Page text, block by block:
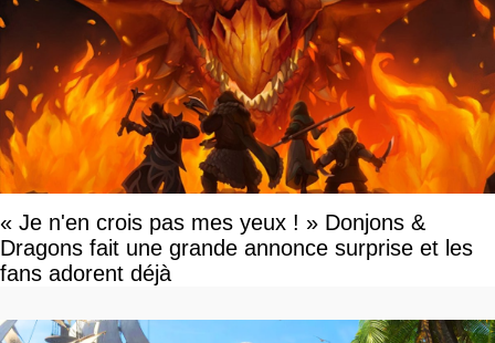
« Je n'en crois pas mes yeux ! » Donjons &
Dragons fait une grande annonce surprise et les
fans adorent déjà